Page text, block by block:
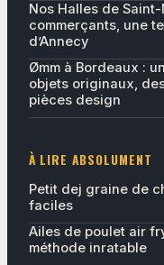
Nos Halles de
commerçants, une
d’Annecy
Ømm à Bordeaux :
objets originaux,
pièces design
À LIRE ABSOLUMENT
Petit dej graine de
faciles
Ailes de poulet air
méthode inratable